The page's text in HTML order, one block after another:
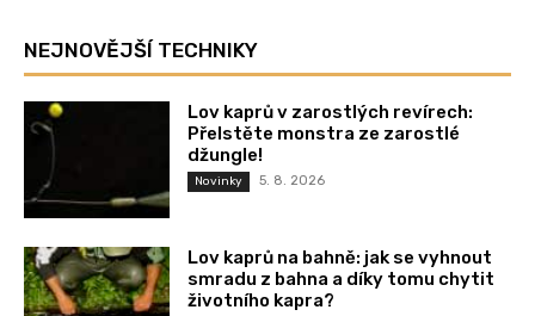
NEJNOVĚJŠÍ TECHNIKY
Lov kaprů v zarostlých revírech:
Přelstěte monstra ze zarostlé
džungle!
Novinky 5. 8. 2026
Lov kaprů na bahně: jak se vyhnout
smradu z bahna a díky tomu chytit
životního kapra?